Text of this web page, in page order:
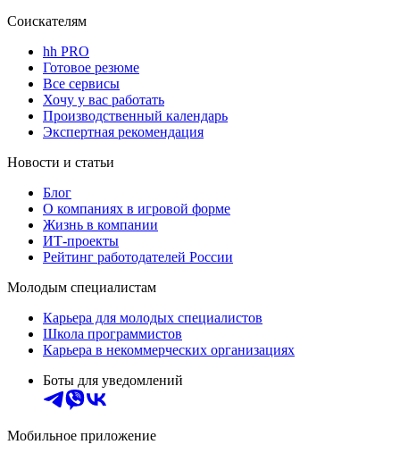
Соискателям
hh PRO
Готовое резюме
Все сервисы
Хочу у вас работать
Производственный календарь
Экспертная рекомендация
Новости и статьи
Блог
О компаниях в игровой форме
Жизнь в компании
ИТ-проекты
Рейтинг работодателей России
Молодым специалистам
Карьера для молодых специалистов
Школа программистов
Карьера в некоммерческих организациях
Боты для уведомлений
Мобильное приложение